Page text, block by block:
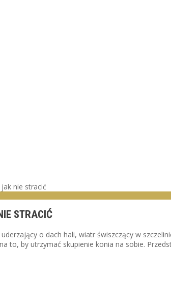
nie stracić
STRACIĆ
o dach hali, wiatr świszczący w
to, by utrzymać skupienie konia na sobie.